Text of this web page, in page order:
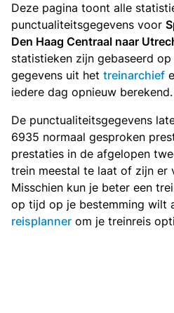
Deze pagina toont alle
punctualiteitsgegevens voor
Den Haag Centraal naar
statistieken zijn gebaseerd
gegevens uit het treinarchief
iedere dag opnieuw berekend.
De punctualiteitsgegevens
6935 normaal gesproken
prestaties in de afgelopen
trein meestal te laat of zijn er
Misschien kun je beter een
op tijd op je bestemming wilt
reisplanner om je treinreis